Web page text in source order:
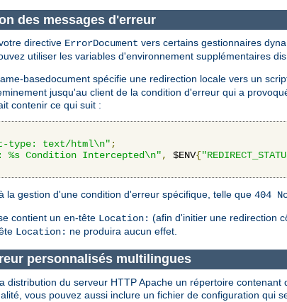
des messages d'erreur
directive ErrorDocument vers certains gestionnaires
utiliser les variables d'environnement supplémentaires
basedocument spécifie une redirection locale vers un
jusqu'au client de la condition d'erreur qui a
contenir ce qui suit :
type: text/html\n";
%s Condition Intercepted\n", $ENV{
la gestion d'une condition d'erreur spécifique, telle que 404
contient un en-tête Location: (afin d'initier une redirection
Location: ne produira aucun effet.
personnalisés multilingues
distribution du serveur HTTP Apache un répertoire
vous pouvez aussi inclure un fichier de configuration qui